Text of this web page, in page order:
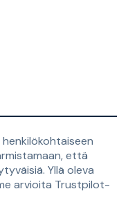
että
Yllä oleva
arvioita Trustpilot-